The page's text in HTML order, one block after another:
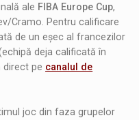
ale FIBA Europe Cup,
Cramo. Pentru calificare
de un eșec al francezilor
deja calificată în
direct pe canalul de
joc din faza grupelor